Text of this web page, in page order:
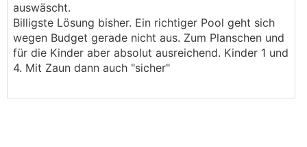
auswäscht.
Billigste Lösung bisher. Ein richtiger Pool geht sich
wegen Budget gerade nicht aus. Zum Planschen und
für die Kinder aber absolut ausreichend. Kinder 1 und
4. Mit Zaun dann auch "sicher"